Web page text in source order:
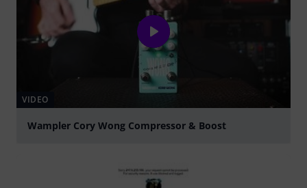
VIDEO
Wampler Cory Wong Compressor & Boost